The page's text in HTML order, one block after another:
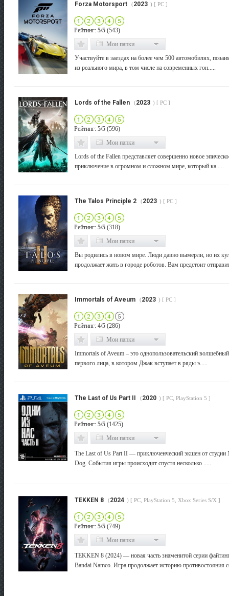
Forza Motorsport (2023 ) [ PC ]
Рейтинг: 5/5 (543)
Мои папки
Участвуйте в заездах на более чем 500 автомобилях,
из реального мира, в том числе на современных гон.....
Lords of the Fallen (2023 ) [ PC ]
Рейтинг: 5/5 (596)
Мои папки
Lords of the Fallen представляет совершенно новое
приключение в огромном и сложном мире, который ка.....
The Talos Principle 2 (2023 ) [ PC ]
Рейтинг: 5/5 (318)
Мои папки
Вы родились в новом мире. Люди давно вымерли, но их
продолжает жить в городе роботов. Вам предстоит
Immortals of Aveum (2023 ) [ PC ]
Рейтинг: 4/5 (286)
Мои папки
Immortals of Aveum – это однопользовательский
первого лица, в котором Джак вступает в ряды э.....
The Last of Us Part II (2020 ) [ PC, PlayStation 5 ]
Рейтинг: 5/5 (1425)
Мои папки
The Last of Us Part II — приключенческий экшен от студии
Dog. События игры происходят спустя несколько .....
TEKKEN 8 (2024 ) [ PC, PlayStation 5, Xbox Series S/X ]
Рейтинг: 5/5 (749)
Мои папки
TEKKEN 8 (2024) — новая часть знаменитой серии
Bandai Namco. Игра продолжает историю противостояния